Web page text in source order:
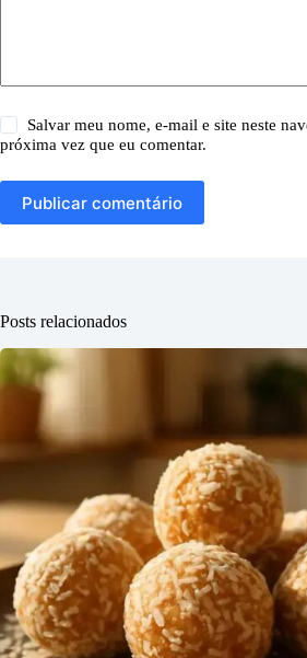
Salvar meu nome, e-mail e site neste
próxima vez que eu comentar.
Publicar comentário
Posts relacionados